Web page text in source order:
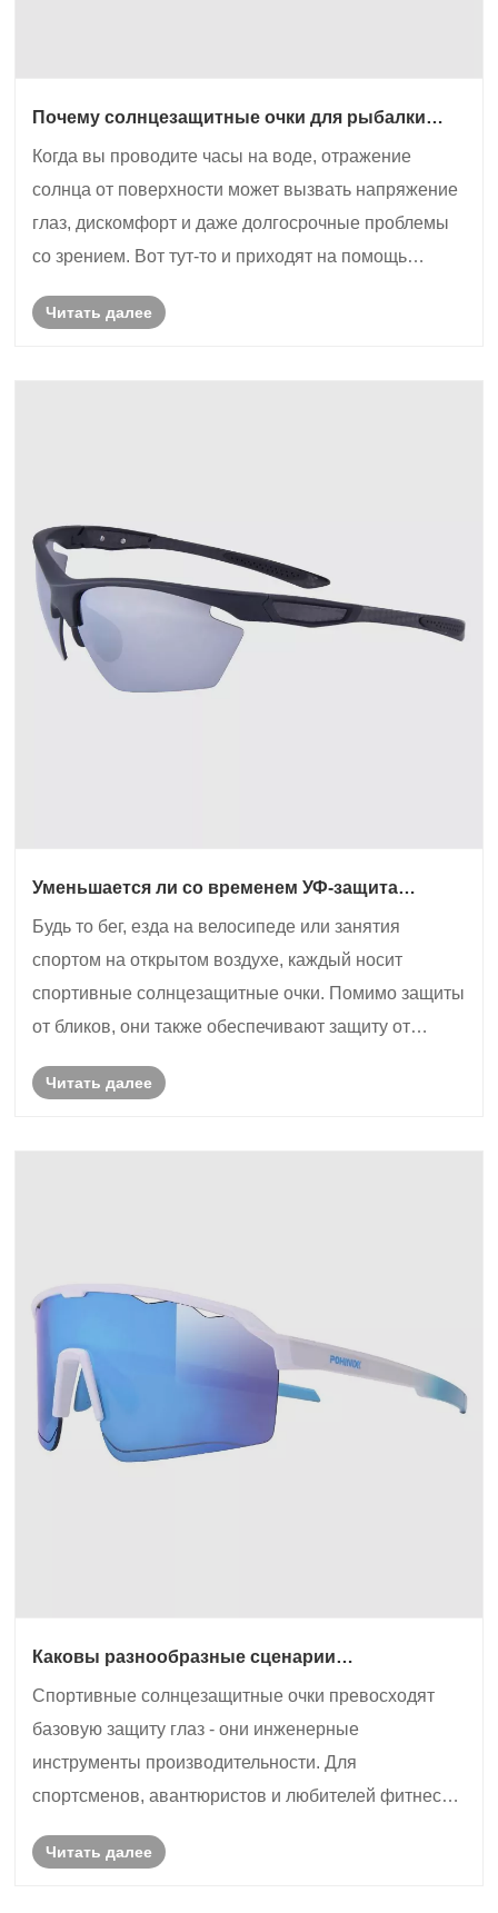
Почему солнцезащитные очки для рыбалки
Когда вы проводите часы на воде, отражение
солнца от поверхности может вызвать напряжение
глаз, дискомфорт и даже долгосрочные проблемы
со зрением. Вот тут-то и приходят на помощь
стандартных солнцезащитных очков, очки для
Читать далее
Уменьшается ли со временем УФ-защита
могу проверить их эффективность?
Будь то бег, езда на велосипеде или занятия
спортом на открытом воздухе, каждый носит
спортивные солнцезащитные очки. Помимо защиты
от бликов, они также обеспечивают защиту от
том, уменьшится ли со временем их защита от
Читать далее
Каковы разнообразные сценарии
солнцезащитных очков?
Спортивные солнцезащитные очки превосходят
базовую защиту глаз - они инженерные
инструменты производительности. Для
спортсменов, авантюристов и любителей фитнеса
выносливость и ясность в динамичной среде.
Читать далее